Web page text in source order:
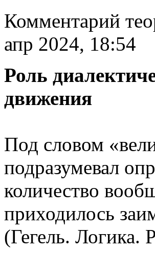
Комментарий
апр 2024, 18:54
Роль
движения
Под словом
подразумевал
количество
приходилось
(Гегель. Логика.